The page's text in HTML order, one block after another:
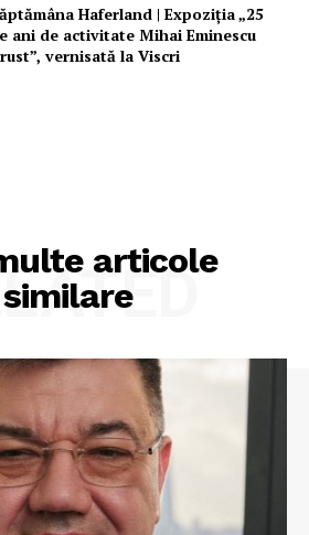
Haferland | Expoziţia „25
ani de activitate Mihai Eminescu
vernisată la Viscri
articole
similare